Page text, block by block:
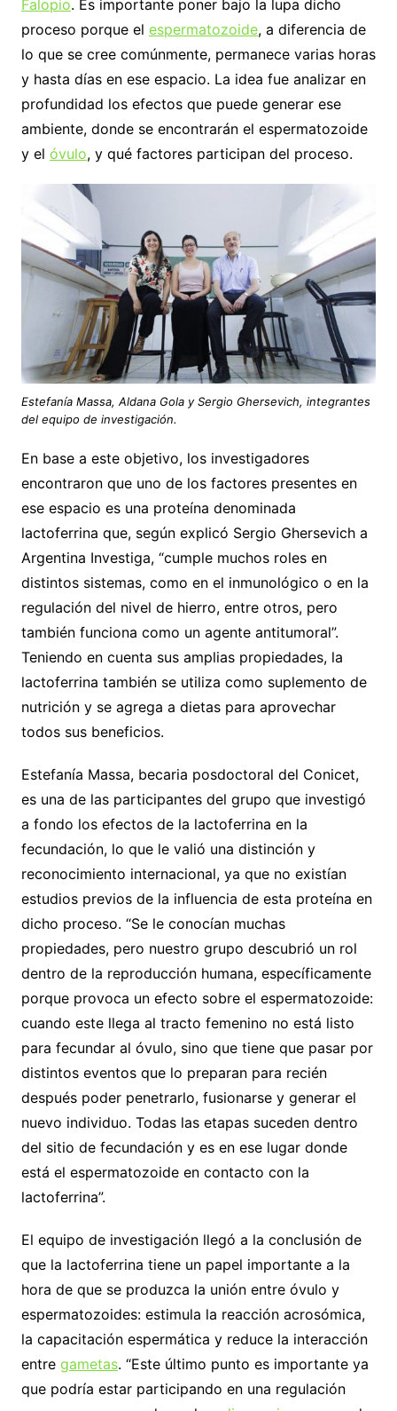
Falopio. Es importante poner bajo la lupa dicho
proceso porque el espermatozoide, a diferencia de
lo que se cree comúnmente, permanece varias horas
y hasta días en ese espacio. La idea fue analizar en
profundidad los efectos que puede generar ese
ambiente, donde se encontrarán el espermatozoide
y el óvulo, y qué factores participan del proceso.
Estefanía Massa, Aldana Gola y Sergio Ghersevich, integrantes
del equipo de investigación.
En base a este objetivo, los investigadores
encontraron que uno de los factores presentes en
ese espacio es una proteína denominada
lactoferrina que, según explicó Sergio Ghersevich a
Argentina Investiga, “cumple muchos roles en
distintos sistemas, como en el inmunológico o en la
regulación del nivel de hierro, entre otros, pero
también funciona como un agente antitumoral”.
Teniendo en cuenta sus amplias propiedades, la
lactoferrina también se utiliza como suplemento de
nutrición y se agrega a dietas para aprovechar
todos sus beneficios.
Estefanía Massa, becaria posdoctoral del Conicet,
es una de las participantes del grupo que investigó
a fondo los efectos de la lactoferrina en la
fecundación, lo que le valió una distinción y
reconocimiento internacional, ya que no existían
estudios previos de la influencia de esta proteína en
dicho proceso. “Se le conocían muchas
propiedades, pero nuestro grupo descubrió un rol
dentro de la reproducción humana, específicamente
porque provoca un efecto sobre el espermatozoide:
cuando este llega al tracto femenino no está listo
para fecundar al óvulo, sino que tiene que pasar por
distintos eventos que lo preparan para recién
después poder penetrarlo, fusionarse y generar el
nuevo individuo. Todas las etapas suceden dentro
del sitio de fecundación y es en ese lugar donde
está el espermatozoide en contacto con la
lactoferrina”.
El equipo de investigación llegó a la conclusión de
que la lactoferrina tiene un papel importante a la
hora de que se produzca la unión entre óvulo y
espermatozoides: estimula la reacción acrosómica,
la capacitación espermática y reduce la interacción
entre gametas. “Este último punto es importante ya
que podría estar participando en una regulación